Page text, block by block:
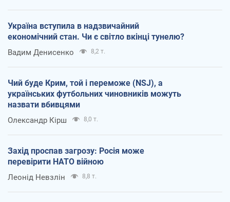
Україна вступила в надзвичайний
економічний стан. Чи є світло вкінці тунелю?
Вадим Денисенко 8,2 т.
Чий буде Крим, той і переможе (NSJ), а
українських футбольних чиновників можуть
назвати вбивцями
Олександр Кірш 8,0 т.
Захід проспав загрозу: Росія може
перевірити НАТО війною
Леонід Невзлін 8,8 т.